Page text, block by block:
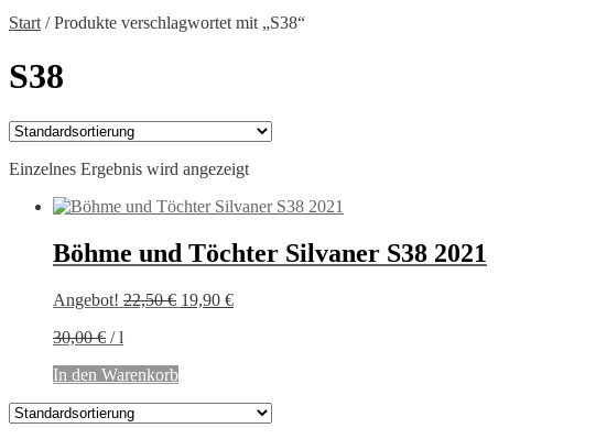
Start /Produkte verschlagwortet mit „S38“
S38
Einzelnes Ergebnis wird angezeigt
Böhme und Töchter Silvaner S38 2021
Angebot! 22,50€ Ursprünglicher
19,90 €Aktueller
30,00€ /l
In den Warenkorb